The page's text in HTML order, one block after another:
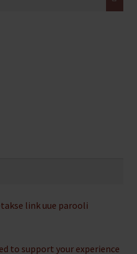
link uue parooli
to support your experience